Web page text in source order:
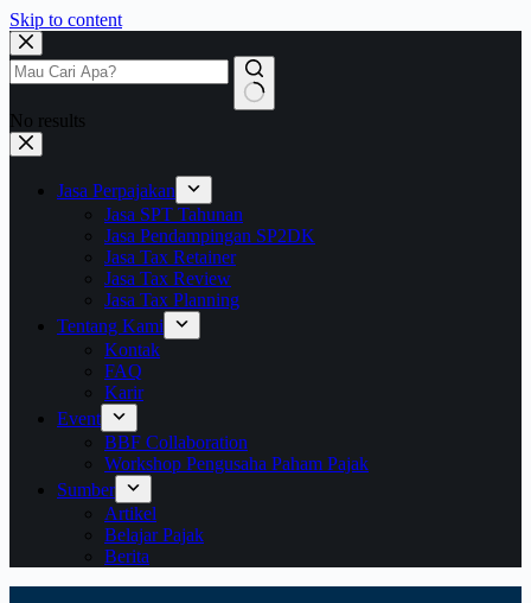
Skip to content
No results
Jasa Perpajakan
Jasa SPT Tahunan
Jasa Pendampingan SP2DK
Jasa Tax Retainer
Jasa Tax Review
Jasa Tax Planning
Tentang Kami
Kontak
FAQ
Karir
Event
BBF Collaboration
Workshop Pengusaha Paham Pajak
Sumber
Artikel
Belajar Pajak
Berita